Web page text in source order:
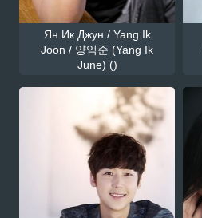
Ян Ик Джун / Yang Ik
Joon / 양익준 (Yang Ik
June) ()